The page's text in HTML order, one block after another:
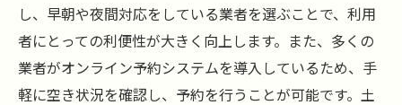
藤沢市でのエコフレンドリーな不用品回収
の方法
不用品回収で生活空間を改善するアイデア
し、早朝や夜間対応をしている業者を選ぶことで、利用
者にとっての利便性が大きく向上します。また、多くの
業者がオンライン予約システムを導入しているため、手
軽に空き状況を確認し、予約を行うことが可能です。土